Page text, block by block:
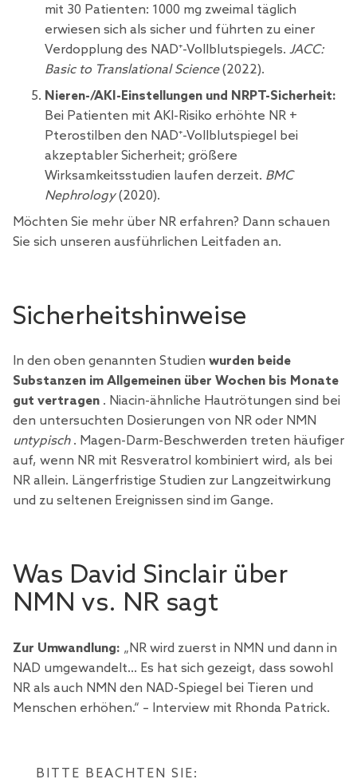
mit 30 Patienten: 1000 mg zweimal täglich
erwiesen sich als sicher und führten zu einer
Verdopplung des NAD⁺-Vollblutspiegels. JACC:
Basic to Translational Science(2022).
Nieren-/AKI-Einstellungen und NRPT-Sicherheit:
Bei Patienten mit AKI-Risiko erhöhte NR +
Pterostilben den NAD⁺-Vollblutspiegel bei
akzeptabler Sicherheit; größere
Wirksamkeitsstudien laufen derzeit. BMC
Nephrology(2020).
Möchten Sie mehr über NR erfahren? Dann schauen
Sie sich unseren ausführlichen Leitfaden an.
Sicherheitshinweise
In den oben genannten Studien wurden beide
Substanzen im Allgemeinen über Wochen bis Monate
gut vertragen . Niacin-ähnliche Hautrötungen sind bei
den untersuchten Dosierungen von NR oder NMN
untypisch. Magen-Darm-Beschwerden treten häufiger
auf, wenn NR mit Resveratrol kombiniert wird, als bei
NR allein. Längerfristige Studien zur Langzeitwirkung
und zu seltenen Ereignissen sind im Gange.
Was David Sinclair über
NMN vs. NR sagt
Zur Umwandlung: „NR wird zuerst in NMN und dann in
NAD umgewandelt… Es hat sich gezeigt, dass sowohl
NR als auch NMN den NAD-Spiegel bei Tieren und
Menschen erhöhen.“ – Interview mit Rhonda Patrick.
BITTE BEACHTEN SIE: